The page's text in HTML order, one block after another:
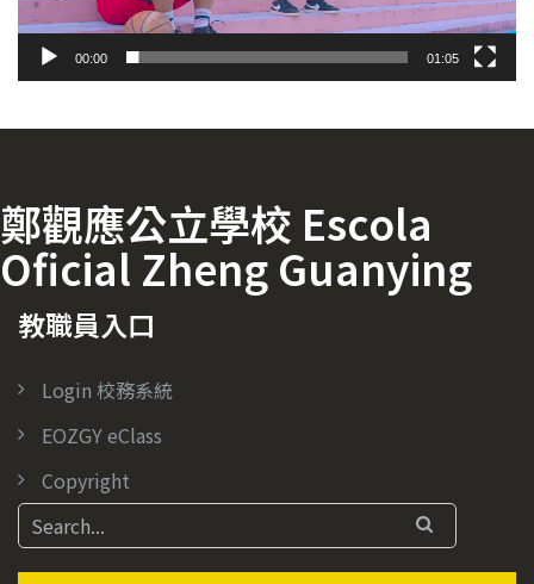
00:00 01:05
鄭觀應公立學校 Escola
Oficial Zheng Guanying
教職員入口
Login 校務系統
EOZGY eClass
Copyright